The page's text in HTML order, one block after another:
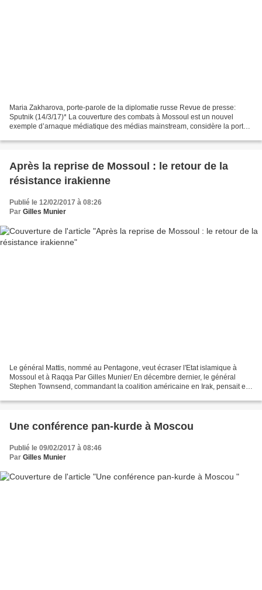
Maria Zakharova, porte-parole de la diplomatie russe Revue de presse:
Sputnik (14/3/17)* La couverture des combats à Mossoul est un nouvel
exemple d’arnaque médiatique des médias mainstream, considère la porte-
Après la reprise de Mossoul : le retour de la
résistance irakienne
Publié le 12/02/2017 à 08:26
Par Gilles Munier
Le général Mattis, nommé au Pentagone, veut écraser l'Etat islamique à
Mossoul et à Raqqa Par Gilles Munier/ En décembre dernier, le général
Stephen Townsend, commandant la coalition américaine en Irak, pensait en
Une conférence pan-kurde à Moscou
Publié le 09/02/2017 à 08:46
Par Gilles Munier